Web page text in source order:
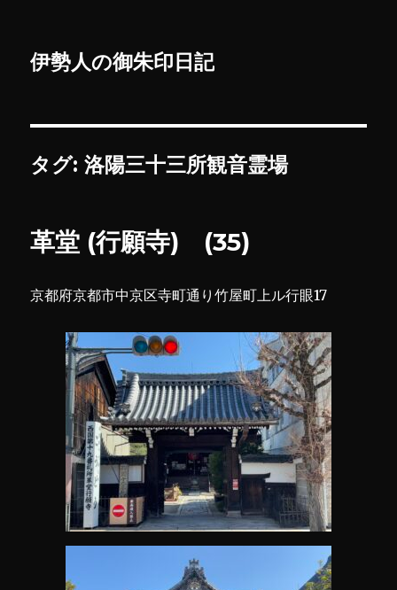
伊勢人の御朱印日記
タグ:洛陽三十三所観音霊場
革堂 (行願寺) (35)
京都府京都市中京区寺町通り竹屋町上ル行眼17